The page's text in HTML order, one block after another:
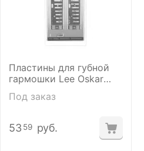
Пластины для губной
гармошки Lee Oskar
1910RP-Bb
Под заказ
53 59 руб.